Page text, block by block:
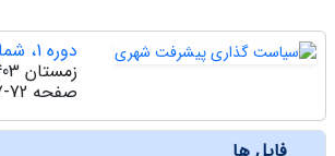
دوره 1، شماره 1
زمستان 1403
صفحه 72